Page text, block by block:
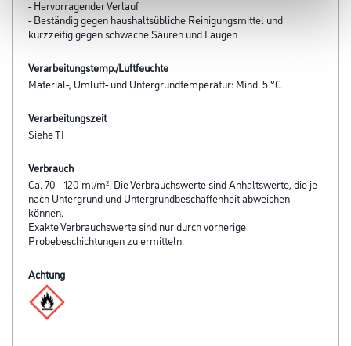
- Hervorragender Verlauf
- Beständig gegen haushaltsübliche Reinigungsmittel und
kurzzeitig gegen schwache Säuren und Laugen
Verarbeitungstemp./Luftfeuchte
Material-, Umluft- und Untergrundtemperatur: Mind. 5 °C
Verarbeitungszeit
Siehe TI
Verbrauch
Ca. 70 - 120 ml/m². Die Verbrauchswerte sind Anhaltswerte, die je
nach Untergrund und Untergrundbeschaffenheit abweichen
können.
Exakte Verbrauchswerte sind nur durch vorherige
Probebeschichtungen zu ermitteln.
Achtung